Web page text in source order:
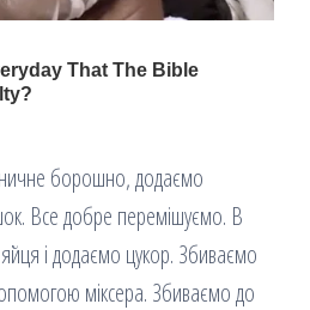
борошно, додаємо
Все добре перемішуємо. В
і додаємо цукор. Збиваємо
міксера. Збиваємо до